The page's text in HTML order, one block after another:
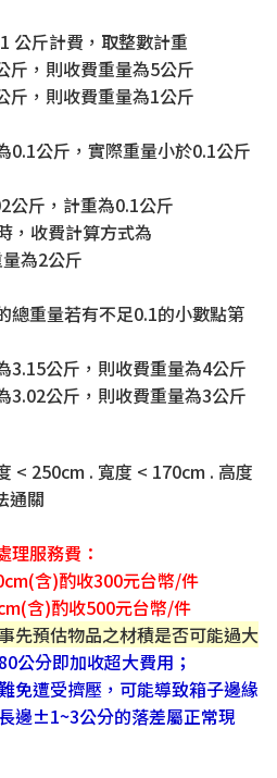
公斤計費，取整數計重
斤，則收費重量為5公斤
斤，則收費重量為1公斤
0.1公斤，實際重量小於0.1公斤
公斤，計重為0.1公斤
，收費計算方式為
為2公斤
總重量若有不足0.1的小數點第
3.15公斤，則收費重量為4公斤
3.02公斤，則收費重量為3公斤
< 250cm . 寬度 < 170cm . 高度
通關
理服務費：
含)酌收300元台幣/件
含)酌收500元台幣/件
先預估物品之材積是否可能過大
公分即加收超大費用；
免遭受擠壓，可能導致箱子邊緣
邊±1~3公分的落差屬正常現